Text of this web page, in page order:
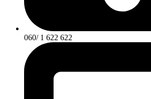
060/ 1 622 622